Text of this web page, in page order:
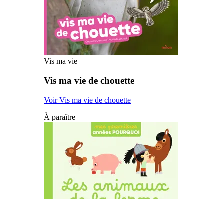
Vis ma vie
Vis ma vie de chouette
Voir Vis ma vie de chouette
À paraître